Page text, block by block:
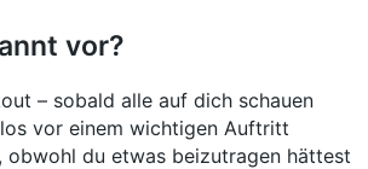
vor?
– sobald alle auf dich schauen
vor einem wichtigen Auftritt
obwohl du etwas beizutragen hättest